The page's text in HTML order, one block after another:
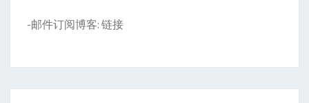
-邮件订阅博客: 链接